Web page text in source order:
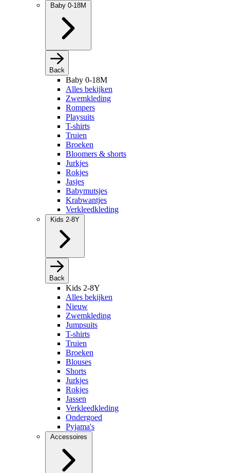
Baby 0-18M
Back
Baby 0-18M
Alles bekijken
Zwemkleding
Rompers
Playsuits
T-shirts
Truien
Broeken
Bloomers & shorts
Jurkjes
Rokjes
Jasjes
Babymutsjes
Krabwantjes
Verkleedkleding
Kids 2-8Y
Back
Kids 2-8Y
Alles bekijken
Nieuw
Zwemkleding
Jumpsuits
T-shirts
Truien
Broeken
Blouses
Shorts
Jurkjes
Rokjes
Jassen
Verkleedkleding
Ondergoed
Pyjama's
Accessoires